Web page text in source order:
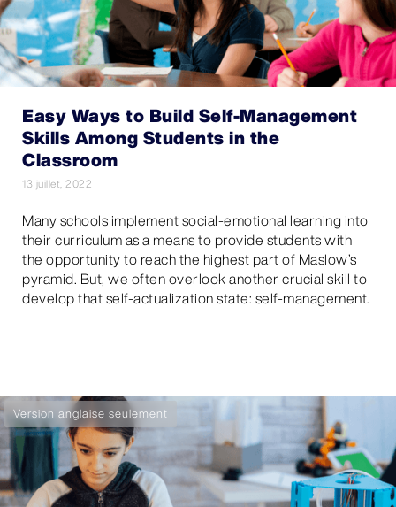
Easy Ways to Build Self-Management
Skills Among Students in the
Classroom
13 juillet, 2022
Many schools implement social-emotional learning into
their curriculum as a means to provide students with
the opportunity to reach the highest part of Maslow’s
pyramid. But, we often overlook another crucial skill to
develop that self-actualization state: self-management.
Version anglaise seulement